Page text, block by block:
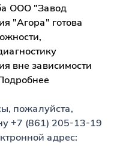
ООО "Завод
"Агора" готова
вне зависимости
пожалуйста,
+7 (861) 205-13-19
адрес: